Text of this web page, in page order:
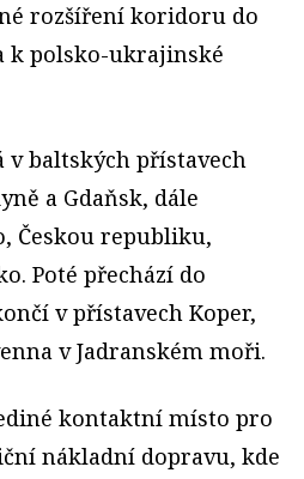
rozšíření koridoru do
k polsko-ukrajinské
v baltských přístavech
a Gdaňsk, dále
Českou republiku,
Poté přechází do
v přístavech Koper,
v Jadranském moři.
kontaktní místo pro
nákladní dopravu, kde